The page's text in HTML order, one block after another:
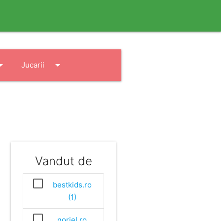
Jucarii arrow_drop_down
Vandut de
bestkids.ro
(1)